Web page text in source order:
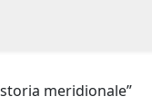
meridionale”